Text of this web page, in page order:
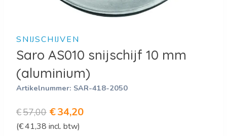
SNIJSCHIJVEN
Saro AS010 snijschijf 10 mm
(aluminium)
Artikelnummer: SAR-418-2050
€57,00 Oorspronkelijke
prijs
€34,20Huidige
(€41,38 incl. btw)